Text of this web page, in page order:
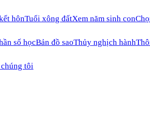
hônTuổi xông đấtXem năm sinh con
số họcBản đồ saoThủy nghịch hành
tôi